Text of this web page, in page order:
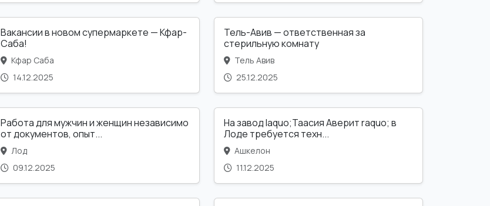
Вакансии в новом супермаркете — Кфар-
Саба!
Кфар Саба
14.12.2025
Тель-Авив — ответственная за
стерильную комнату
Тель Авив
25.12.2025
Работа для мужчин и женщин независимо
от документов, опыт...
Лод
09.12.2025
На завод laquo;Таасия Аверит raquo; в
Лоде требуется техн...
Ашкелон
11.12.2025